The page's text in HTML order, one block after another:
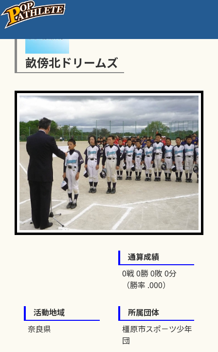
畝傍北ドリームズ
通算成績
0戦 0勝 0敗 0分
（勝率 .000）
活動地域
奈良県
所属団体
橿原市スポ－ツ少年
団